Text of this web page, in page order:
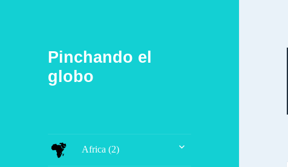
Pinchando el
globo
Africa (2)